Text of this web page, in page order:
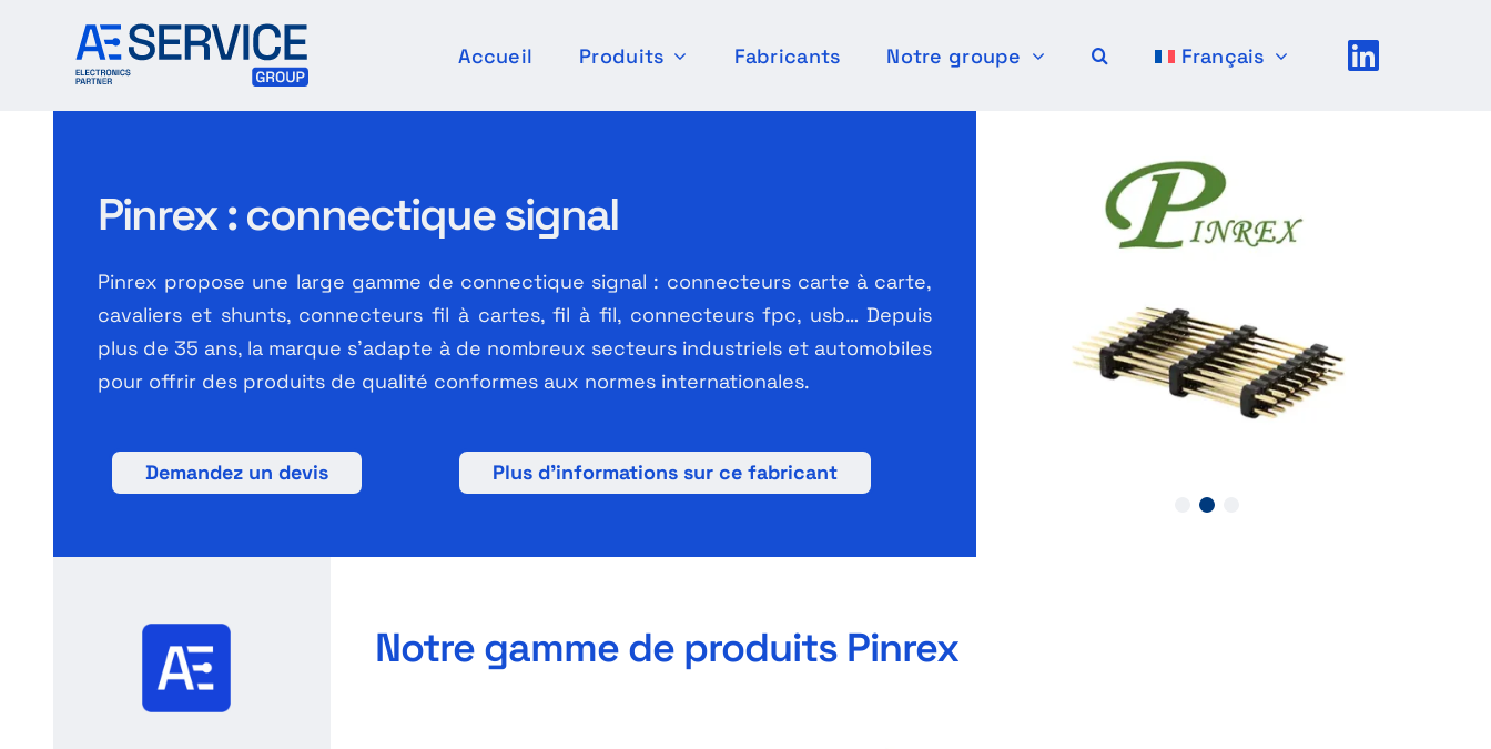
contenu
Accueil Produits Fabricants Notre groupe Français
Pinrex : connectique signal
Pinrex propose une large gamme de connectique signal : connecteurs carte à carte,
cavaliers et shunts, connecteurs fil à cartes, fil à fil, connecteurs fpc, usb… Depuis
plus de 35 ans, la marque s’adapte à de nombreux secteurs industriels et automobiles
pour offrir des produits de qualité conformes aux normes internationales.
Demandez un devis Plus d’informations sur ce fabricant
Notre gamme de produits Pinrex